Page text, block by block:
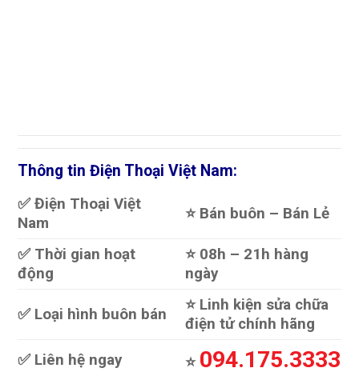
Thông tin Điện Thoại Việt Nam:
✅ Điện Thoại Việt
Nam
⭐️ Bán buôn – Bán Lẻ
✅ Thời gian hoạt
động
⭐️ 08h – 21h hàng
ngày
✅ Loại hình buôn bán
⭐️ Linh kiện sửa chữa
điện tử chính hãng
✅ Liên hệ ngay
⭐️ 094.175.3333